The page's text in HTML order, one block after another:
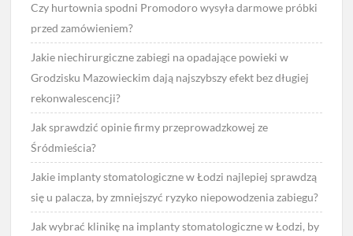
Czy hurtownia spodni Promodoro wysyła darmowe próbki
przed zamówieniem?
Jakie niechirurgiczne zabiegi na opadające powieki w
Grodzisku Mazowieckim dają najszybszy efekt bez długiej
rekonwalescencji?
Jak sprawdzić opinie firmy przeprowadzkowej ze
Śródmieścia?
Jakie implanty stomatologiczne w Łodzi najlepiej sprawdzą
się u palacza, by zmniejszyć ryzyko niepowodzenia zabiegu?
Jak wybrać klinikę na implanty stomatologiczne w Łodzi, by